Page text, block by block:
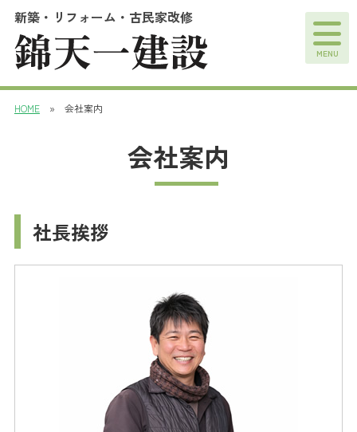
新築・リフォーム・古民家改修
MENU
HOME» 会社案内
会社案内
社長挨拶